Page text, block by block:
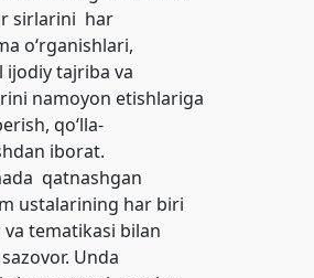
sirlarini har
o‘rganishlari,
ijodiy tajriba va
namoyon etishlariga
qo‘lla-
iborat.
qatnashgan
ustalarining har biri
va tematikasi bilan
Unda